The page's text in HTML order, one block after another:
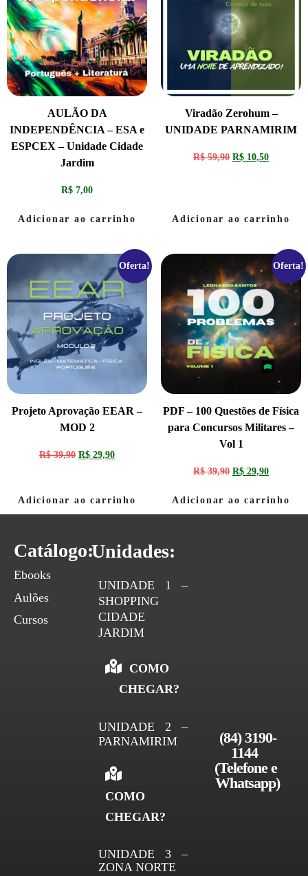
AULÃO DA
INDEPENDÊNCIA – ESA e
ESPCEX – Unidade Cidade
Jardim
R$ 7,00
Adicionar ao carrinho
Viradão Zerohum –
UNIDADE PARNAMIRIM
R$59,90 R$ 10,50
Adicionar ao carrinho
Oferta!
Projeto Aprovação EEAR –
MOD 2
R$39,90 R$ 29,90
Adicionar ao carrinho
Oferta!
PDF – 100 Questões de Física
para Concursos Militares –
Vol 1
R$39,90 R$ 29,90
Adicionar ao carrinho
Catálogo:
Ebooks
Aulões
Cursos
Unidades:
UNIDADE 1 –
SHOPPING
CIDADE
JARDIM
COMO
CHEGAR?
UNIDADE 2 –
PARNAMIRIM
COMO
CHEGAR?
UNIDADE 3 –
ZONA NORTE
(84) 3190-
1144
(Telefone e
Whatsapp)